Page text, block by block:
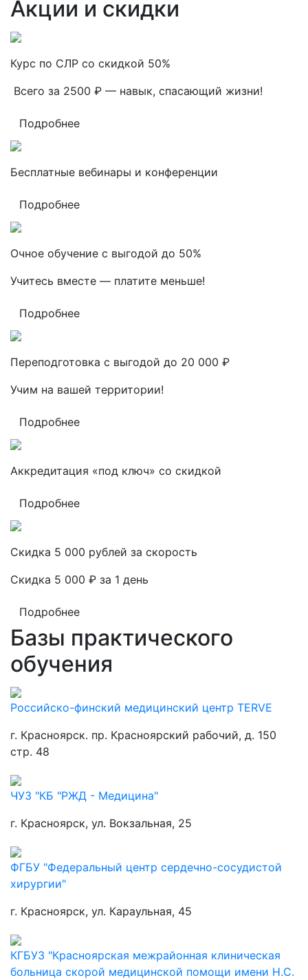
Акции и скидки
Курс по СЛР со скидкой 50%
Всего за 2500 ₽ — навык, спасающий жизни!
Подробнее
Бесплатные вебинары и конференции
Подробнее
Очное обучение с выгодой до 50%
Учитесь вместе — платите меньше!
Подробнее
Переподготовка с выгодой до 20 000 ₽
Учим на вашей территории!
Подробнее
Аккредитация «под ключ» со скидкой
Подробнее
Скидка 5 000 рублей за скорость
Скидка 5 000 ₽ за 1 день
Подробнее
Базы практического
обучения
Российско-финский медицинский центр TERVE
г. Красноярск. пр. Красноярский рабочий, д. 150
стр. 48
ЧУЗ "КБ "РЖД - Медицина"
г. Красноярск, ул. Вокзальная, 25
ФГБУ "Федеральный центр сердечно-сосудистой
хирургии"
г. Красноярск, ул. Караульная, 45
КГБУЗ "Красноярская межрайонная клиническая
больница скорой медицинской помощи имени Н.С.